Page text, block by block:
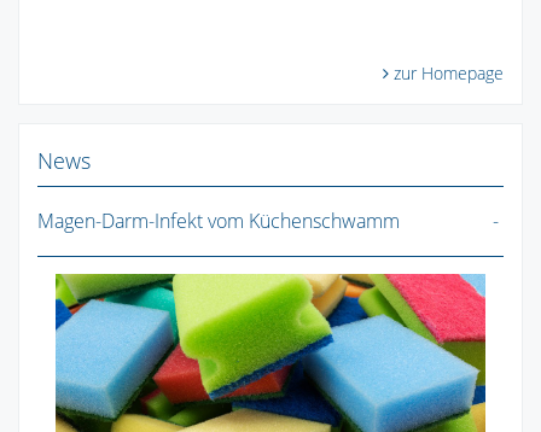
zur Homepage
News
Magen-Darm-Infekt vom Küchenschwamm